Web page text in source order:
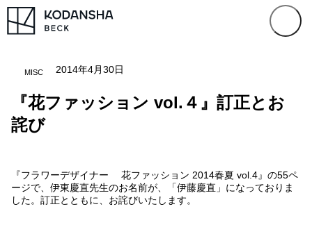
MISC 2014年4月30日
『花ファッション vol.４』訂正とお
詫び
『フラワーデザイナー 花ファッション 2014春夏 vol.4』の55ペ
ージで、伊東慶直先生のお名前が、「伊藤慶直」になっておりま
した。訂正とともに、お詫びいたします。